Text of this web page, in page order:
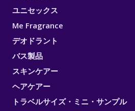
ユニセックス
Me Fragrance
デオドラント
バス製品
スキンケアー
ヘアケアー
トラベルサイズ・ミニ・サンプル